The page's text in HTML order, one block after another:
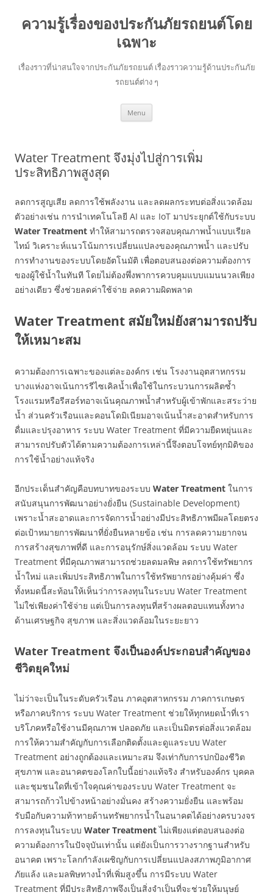
ความรู้เรื่องของประกันภัยรถยนต์โดย
เฉพาะ
เรื่องราวที่น่าสนใจจากประกันภัยรถยนต์ เรื่องราวความรู้ด้านประกันภัย
รถยนต์ต่าง ๆ
Menu
Water Treatment จึงมุ่งไปสู่การเพิ่ม
ประสิทธิภาพสูงสุด
ลดการสูญเสีย ลดการใช้พลังงาน และลดผลกระทบต่อสิ่งแวดล้อม
ตัวอย่างเช่น การนำเทคโนโลยี AI และ IoT มาประยุกต์ใช้กับระบบ
Water Treatment ทำให้สามารถตรวจสอบคุณภาพน้ำแบบเรียล
ไทม์ วิเคราะห์แนวโน้มการเปลี่ยนแปลงของคุณภาพน้ำ และปรับ
การทำงานของระบบโดยอัตโนมัติ เพื่อตอบสนองต่อความต้องการ
ของผู้ใช้น้ำในทันที โดยไม่ต้องพึ่งพาการควบคุมแบบแมนนวลเพียง
อย่างเดียว ซึ่งช่วยลดค่าใช้จ่าย ลดความผิดพลาด
Water Treatment สมัยใหม่ยังสามารถปรับ
ให้เหมาะสม
ความต้องการเฉพาะของแต่ละองค์กร เช่น โรงงานอุตสาหกรรม
บางแห่งอาจเน้นการรีไซเคิลน้ำเพื่อใช้ในกระบวนการผลิตซ้ำ
โรงแรมหรือรีสอร์ทอาจเน้นคุณภาพน้ำสำหรับผู้เข้าพักและสระว่าย
น้ำ ส่วนครัวเรือนและคอนโดมิเนียมอาจเน้นน้ำสะอาดสำหรับการ
ดื่มและปรุงอาหาร ระบบ Water Treatment ที่มีความยืดหยุ่นและ
สามารถปรับตัวได้ตามความต้องการเหล่านี้จึงตอบโจทย์ทุกมิติของ
การใช้น้ำอย่างแท้จริง
อีกประเด็นสำคัญคือบทบาทของระบบ Water Treatment ในการ
สนับสนุนการพัฒนาอย่างยั่งยืน (Sustainable Development)
เพราะน้ำสะอาดและการจัดการน้ำอย่างมีประสิทธิภาพมีผลโดยตรง
ต่อเป้าหมายการพัฒนาที่ยั่งยืนหลายข้อ เช่น การลดความยากจน
การสร้างสุขภาพที่ดี และการอนุรักษ์สิ่งแวดล้อม ระบบ Water
Treatment ที่มีคุณภาพสามารถช่วยลดมลพิษ ลดการใช้ทรัพยากร
น้ำใหม่ และเพิ่มประสิทธิภาพในการใช้ทรัพยากรอย่างคุ้มค่า ซึ่ง
ทั้งหมดนี้สะท้อนให้เห็นว่าการลงทุนในระบบ Water Treatment
ไม่ใช่เพียงค่าใช้จ่าย แต่เป็นการลงทุนที่สร้างผลตอบแทนทั้งทาง
ด้านเศรษฐกิจ สุขภาพ และสิ่งแวดล้อมในระยะยาว
Water Treatment จึงเป็นองค์ประกอบสำคัญของ
ชีวิตยุคใหม่
ไม่ว่าจะเป็นในระดับครัวเรือน ภาคอุตสาหกรรม ภาคการเกษตร
หรือภาคบริการ ระบบ Water Treatment ช่วยให้ทุกหยดน้ำที่เรา
บริโภคหรือใช้งานมีคุณภาพ ปลอดภัย และเป็นมิตรต่อสิ่งแวดล้อม
การให้ความสำคัญกับการเลือกติดตั้งและดูแลระบบ Water
Treatment อย่างถูกต้องและเหมาะสม จึงเท่ากับการปกป้องชีวิต
สุขภาพ และอนาคตของโลกใบนี้อย่างแท้จริง สำหรับองค์กร บุคคล
และชุมชนใดที่เข้าใจคุณค่าของระบบ Water Treatment จะ
สามารถก้าวไปข้างหน้าอย่างมั่นคง สร้างความยั่งยืน และพร้อม
รับมือกับความท้าทายด้านทรัพยากรน้ำในอนาคตได้อย่างครบวงจร
การลงทุนในระบบ Water Treatmentไม่เพียงแต่ตอบสนองต่อ
ความต้องการในปัจจุบันเท่านั้น แต่ยังเป็นการวางรากฐานสำหรับ
อนาคต เพราะโลกกำลังเผชิญกับการเปลี่ยนแปลงสภาพภูมิอากาศ
ภัยแล้ง และมลพิษทางน้ำที่เพิ่มสูงขึ้น การมีระบบ Water
Treatment ที่มีประสิทธิภาพจึงเป็นสิ่งจำเป็นที่จะช่วยให้มนุษย์